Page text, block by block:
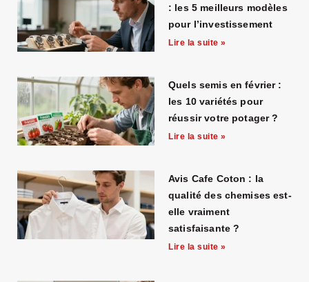
: les 5 meilleurs modèles
pour l’investissement
Lire la suite »
Quels semis en février :
les 10 variétés pour
réussir votre potager ?
Lire la suite »
Avis Cafe Coton : la
qualité des chemises est-
elle vraiment
satisfaisante ?
Lire la suite »